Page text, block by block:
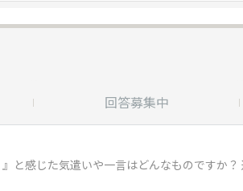
回答募集中
と感じた気遣いや一言はどんなものですか